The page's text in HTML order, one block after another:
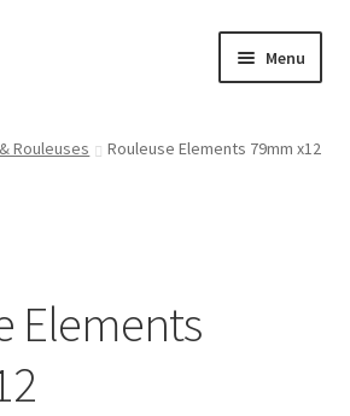
Menu
Rouleuses Rouleuse Elements 79mm x12
Elements